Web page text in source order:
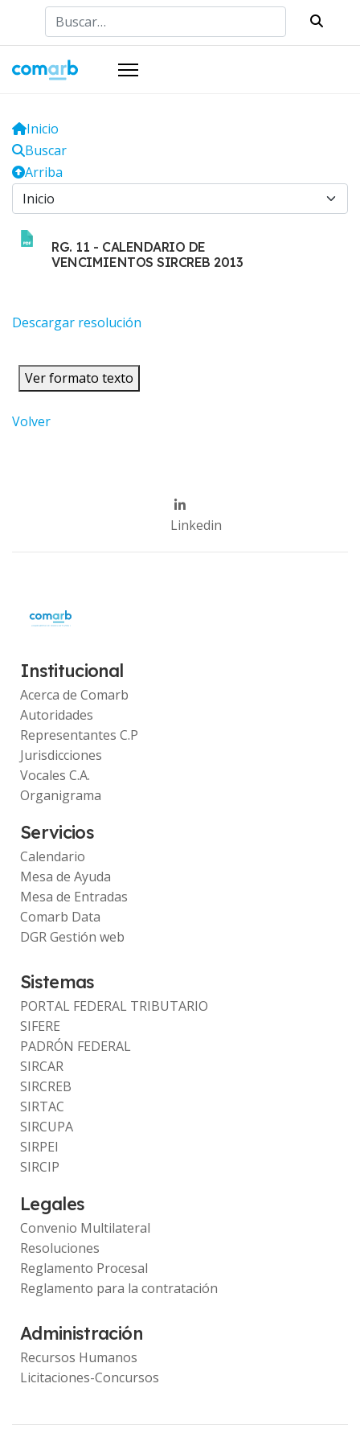
Buscar
Inicio
Buscar
Arriba
RG. 11 - CALENDARIO DE
VENCIMIENTOS SIRCREB 2013
Descargar resolución
Ver formato texto
Volver
Linkedin
Institucional
Acerca de Comarb
Autoridades
Representantes C.P
Jurisdicciones
Vocales C.A.
Organigrama
Servicios
Calendario
Mesa de Ayuda
Mesa de Entradas
Comarb Data
DGR Gestión web
Sistemas
PORTAL FEDERAL TRIBUTARIO
SIFERE
PADRÓN FEDERAL
SIRCAR
SIRCREB
SIRTAC
SIRCUPA
SIRPEI
SIRCIP
Legales
Convenio Multilateral
Resoluciones
Reglamento Procesal
Reglamento para la contratación
Administración
Recursos Humanos
Licitaciones-Concursos